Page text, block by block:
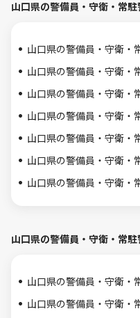
山口県の警備員・守衛・常
山口県の警備員・守衛・
山口県の警備員・守衛・
山口県の警備員・守衛・
山口県の警備員・守衛・
山口県の警備員・守衛・
山口県の警備員・守衛・
山口県の警備員・守衛・
山口県の警備員・守衛・常
山口県の警備員・守衛・
山口県の警備員・守衛・